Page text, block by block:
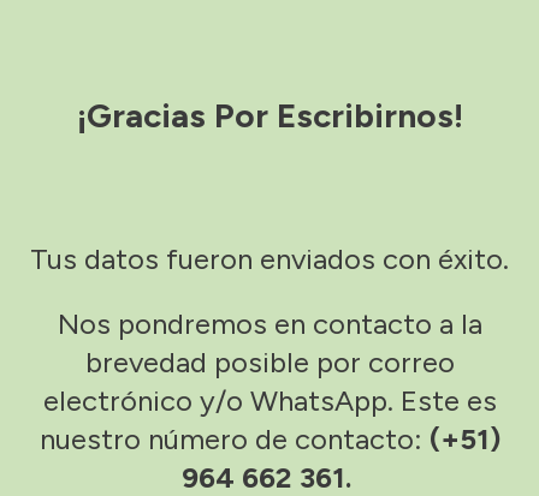
¡Gracias Por Escribirnos!
Tus datos fueron enviados con éxito.
Nos pondremos en contacto a la
brevedad posible por correo
electrónico y/o WhatsApp. Este es
nuestro número de contacto: (+51)
964 662 361.